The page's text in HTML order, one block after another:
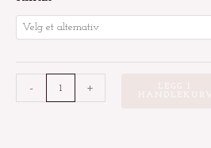
-
antall
+
LEGG I
HANDLEKURV